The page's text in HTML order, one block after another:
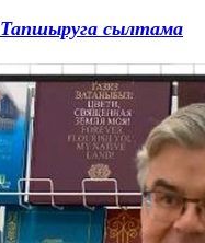
Тапшыруга сылтама